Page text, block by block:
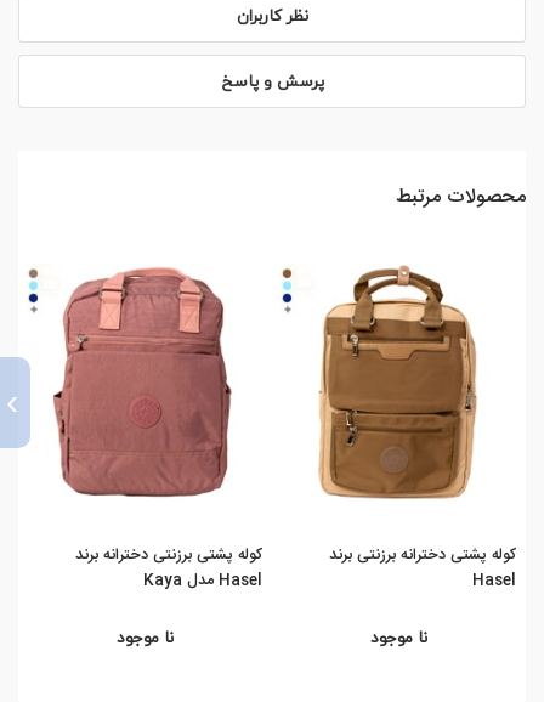
نظر کاربران
پرسش و پاسخ
محصولات مرتبط
کوله پشتی دخترانه برزنتی برند
Hasel
نا موجود
کوله پشتی برزنتی دخترانه برند
Hasel مدل Kaya
نا موجود
›